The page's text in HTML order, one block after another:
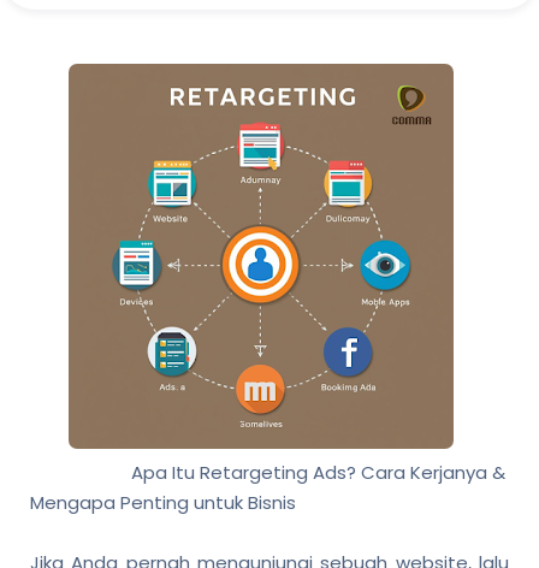
Apa Itu Retargeting Ads? Cara Kerjanya &
Mengapa Penting untuk Bisnis
Jika Anda pernah mengunjungi sebuah website, lalu